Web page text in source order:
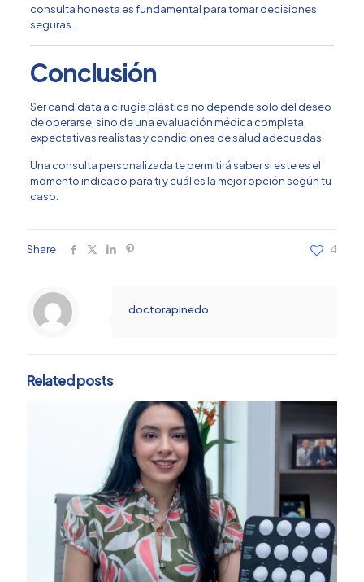
consulta honesta es fundamental para tomar decisiones
seguras.
Conclusión
Ser candidata a cirugía plástica no depende solo del deseo
de operarse, sino de una evaluación médica completa,
expectativas realistas y condiciones de salud adecuadas.
Una consulta personalizada te permitirá saber si este es el
momento indicado para ti y cuál es la mejor opción según tu
caso.
Share 4
doctorapinedo
Related posts